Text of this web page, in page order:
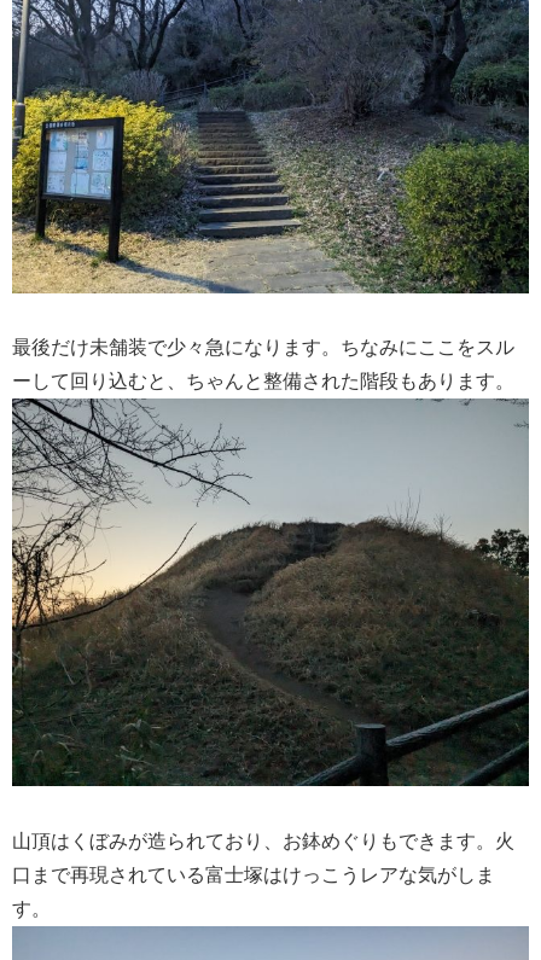
最後だけ未舗装で少々急になります。ちなみにここをスル
ーして回り込むと、ちゃんと整備された階段もあります。
山頂はくぼみが造られており、お鉢めぐりもできます。火
口まで再現されている富士塚はけっこうレアな気がしま
す。